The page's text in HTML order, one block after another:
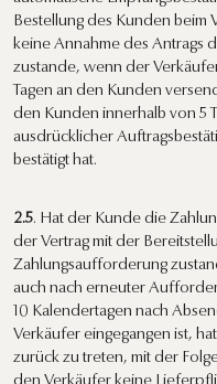
Bestellung des Kunden beim
keine Annahme des Antrags
zustande, wenn der
Tagen an den Kunden
den Kunden innerhalb von 5
ausdrücklicher
bestätigt hat.
2.5. Hat der Kunde die
der Vertrag mit der
Zahlungsaufforderung
auch nach erneuter
10 Kalendertagen nach
Verkäufer eingegangen ist,
zurück zu treten, mit der